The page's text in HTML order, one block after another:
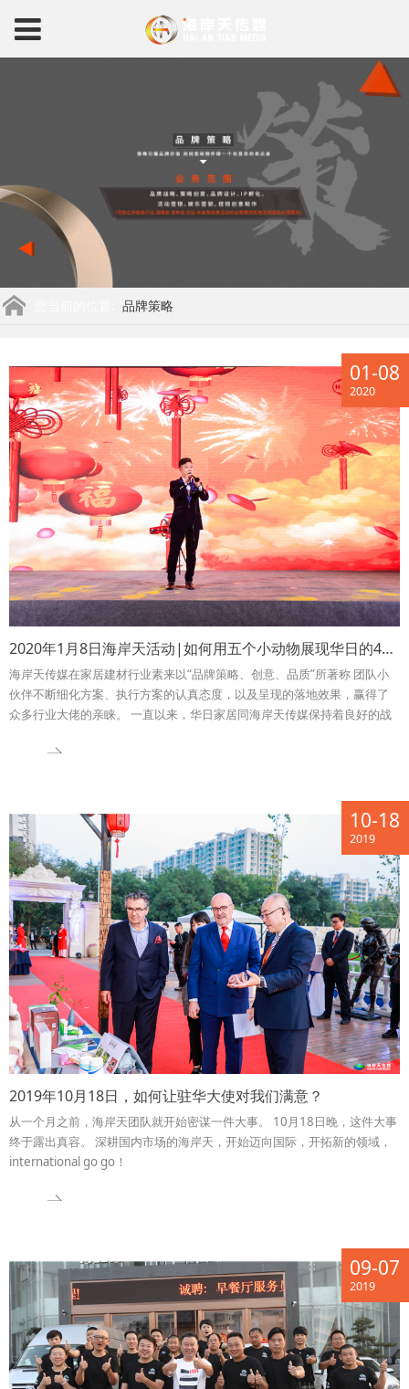
品牌策略
01-08
2020
2020年1月8日海岸天活动|如何用五个小动物展现华日的49年
海岸天传媒在家居建材行业素来以“品牌策略、创意、品质”所著称 团队小
伙伴不断细化方案、执行方案的认真态度，以及呈现的落地效果，赢得了
众多行业大佬的亲睐。 一直以来，华日家居同海岸天传媒保持着良好的战
行业整体趋势及特点，综合考虑华日家居独特之处，最终形成了具有品牌
10-18
2019
2019年10月18日，如何让驻华大使对我们满意？
从一个月之前，海岸天团队就开始密谋一件大事。 10月18日晚，这件大事
终于露出真容。 深耕国内市场的海岸天，开始迈向国际，开拓新的领域，
international go go！
09-07
2019